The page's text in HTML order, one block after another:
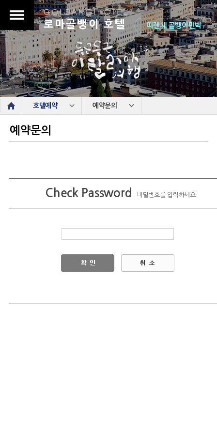
로마골뱅이 호텔 피렌체 골뱅이민박
호텔예약 예약문의
예약문의
Check Password 비밀번호를 입력하세요.